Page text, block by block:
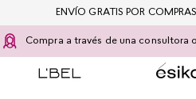
Compra a través de una consultora
ENVÍO GRATIS POR